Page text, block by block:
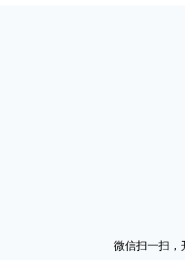
微信扫一扫，